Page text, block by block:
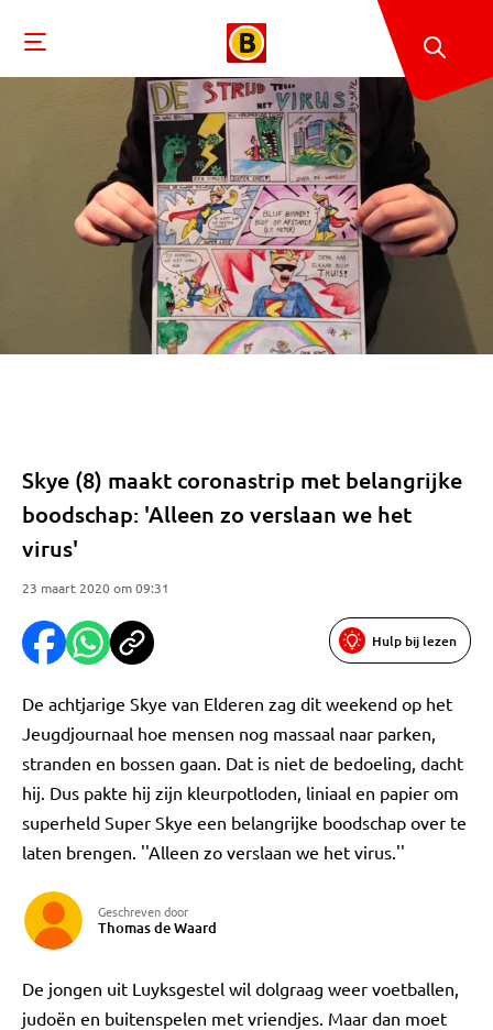
Skye (8) maakt coronastrip met belangrijke
boodschap: 'Alleen zo verslaan we het
virus'
23 maart 2020 om 09:31
Hulp bij lezen
De achtjarige Skye van Elderen zag dit weekend op het
Jeugdjournaal hoe mensen nog massaal naar parken,
stranden en bossen gaan. Dat is niet de bedoeling, dacht
hij. Dus pakte hij zijn kleurpotloden, liniaal en papier om
superheld Super Skye een belangrijke boodschap over te
laten brengen. ''Alleen zo verslaan we het virus.''
Geschreven door
Thomas de Waard
De jongen uit Luyksgestel wil dolgraag weer voetballen,
judoën en buitenspelen met vriendjes. Maar dan moet